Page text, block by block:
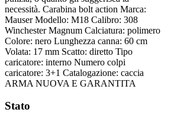
necessità. Carabina bolt action Marca:
Mauser Modello: M18 Calibro: 308
Winchester Magnum Calciatura: polimero
Colore: nero Lunghezza canna: 60 cm
Volata: 17 mm Scatto: diretto Tipo
caricatore: interno Numero colpi
caricatore: 3+1 Catalogazione: caccia
ARMA NUOVA E GARANTITA
Stato